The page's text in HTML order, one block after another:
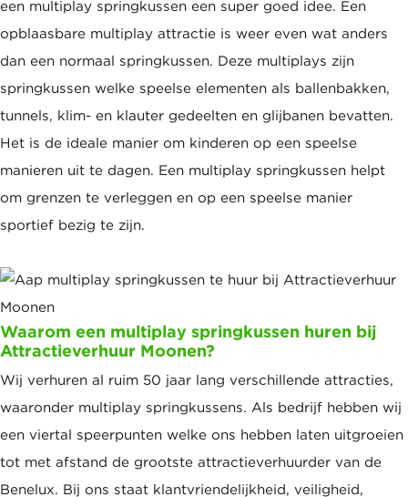
een multiplay springkussen een super goed idee. Een
opblaasbare multiplay attractie is weer even wat anders
dan een normaal springkussen. Deze multiplays zijn
springkussen welke speelse elementen als ballenbakken,
tunnels, klim- en klauter gedeelten en glijbanen bevatten.
Het is de ideale manier om kinderen op een speelse
manieren uit te dagen. Een multiplay springkussen helpt
om grenzen te verleggen en op een speelse manier
sportief bezig te zijn.
Waarom een multiplay springkussen huren bij
Attractieverhuur Moonen?
Wij verhuren al ruim 50 jaar lang verschillende attracties,
waaronder multiplay springkussens. Als bedrijf hebben wij
een viertal speerpunten welke ons hebben laten uitgroeien
tot met afstand de grootste attractieverhuurder van de
Benelux. Bij ons staat klantvriendelijkheid, veiligheid,